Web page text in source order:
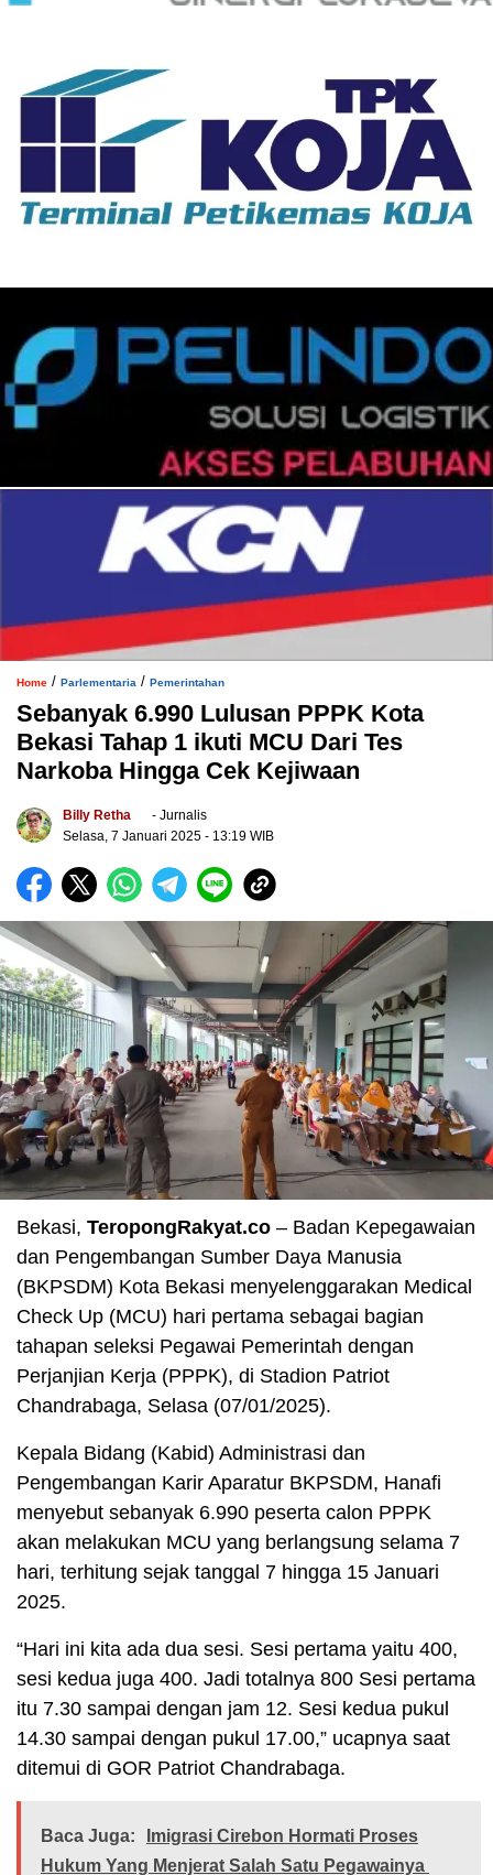
Home / Parlementaria / Pemerintahan
Sebanyak 6.990 Lulusan PPPK Kota
Bekasi Tahap 1 ikuti MCU Dari Tes
Narkoba Hingga Cek Kejiwaan
Billy Retha
- Jurnalis
Selasa, 7 Januari 2025 - 13:19 WIB
Bekasi, TeropongRakyat.co – Badan Kepegawaian
dan Pengembangan Sumber Daya Manusia
(BKPSDM) Kota Bekasi menyelenggarakan Medical
Check Up (MCU) hari pertama sebagai bagian
tahapan seleksi Pegawai Pemerintah dengan
Perjanjian Kerja (PPPK), di Stadion Patriot
Chandrabaga, Selasa (07/01/2025).
Kepala Bidang (Kabid) Administrasi dan
Pengembangan Karir Aparatur BKPSDM, Hanafi
menyebut sebanyak 6.990 peserta calon PPPK
akan melakukan MCU yang berlangsung selama 7
hari, terhitung sejak tanggal 7 hingga 15 Januari
2025.
“Hari ini kita ada dua sesi. Sesi pertama yaitu 400,
sesi kedua juga 400. Jadi totalnya 800 Sesi pertama
itu 7.30 sampai dengan jam 12. Sesi kedua pukul
14.30 sampai dengan pukul 17.00,” ucapnya saat
ditemui di GOR Patriot Chandrabaga.
Baca Juga:
Imigrasi Cirebon Hormati Proses
Hukum Yang Menjerat Salah Satu Pegawainya